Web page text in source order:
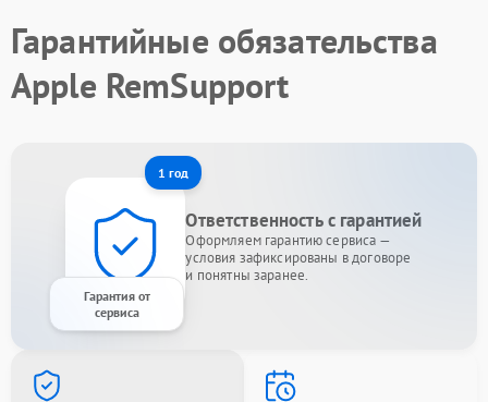
Гарантийные обязательства
Apple RemSupport
1 год
Гарантия от
сервиса
Ответственность с гарантией
Оформляем гарантию сервиса —
условия зафиксированы в договоре
и понятны заранее.